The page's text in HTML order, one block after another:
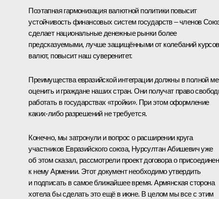
Поэтапная гармонизация валютной политики повысит
устойчивость финансовых систем государств – членов
сделает национальные денежные рынки более
предсказуемыми, лучше защищёнными от колебаний курсов
валют, повысит наш суверенитет.
Преимущества евразийской интеграции должны в полной
оценить и граждане наших стран. Они получат право
работать в государствах «тройки». При этом оформление
каких‑либо разрешений не требуется.
Конечно, мы затронули и вопрос о расширении круга
участников Евразийского союза, Нурсултан Абишевич уже
об этом сказал, рассмотрели проект договора о
к нему Армении. Этот документ необходимо утвердить
и подписать в самое ближайшее время. Армянская сторона
хотела бы сделать это ещё в июне. В целом мы все с этим